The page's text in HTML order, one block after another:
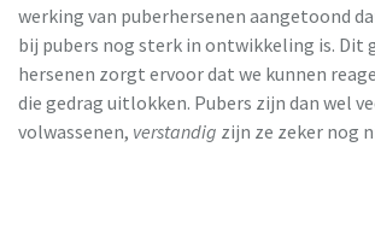
werking van puberhersenen aangetoond
bij pubers nog sterk in ontwikkeling is. Dit
hersenen zorgt ervoor dat we kunnen
die gedrag uitlokken. Pubers zijn dan wel
volwassenen, verstandig zijn ze zeker nog